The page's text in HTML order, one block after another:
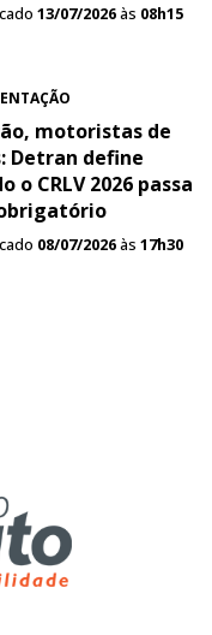
13/07/2026às 08h15
motoristas de
Detran define
o CRLV 2026 passa
08/07/2026às 17h30